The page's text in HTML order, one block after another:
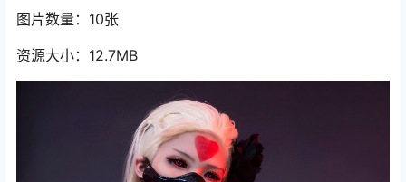
图片数量：10张
资源大小：12.7MB